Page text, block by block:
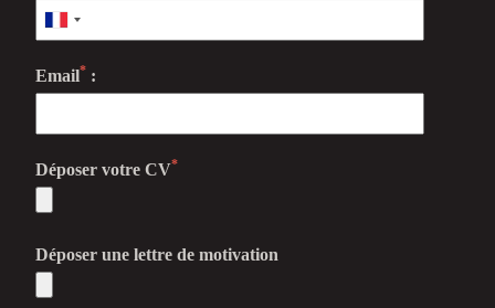
Email* :
Déposer votre CV*
Déposer une lettre de motivation